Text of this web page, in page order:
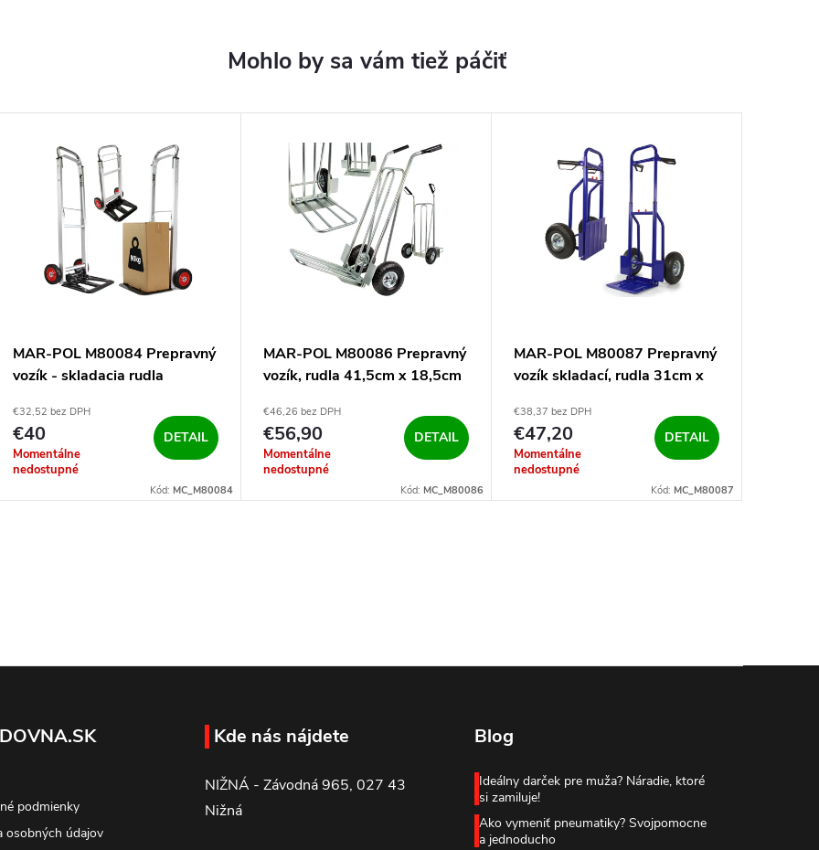
MAR-POL M80084 Prepravný
vozík - skladacia rudla
€32,52 bez DPH
€40
Momentálne
nedostupné
DETAIL
Kód: MC_M80084
MAR-POL M80086 Prepravný
vozík, rudla 41,5cm x 18,5cm
€46,26 bez DPH
€56,90
Momentálne
nedostupné
DETAIL
Kód: MC_M80086
MAR-POL M80087 Prepravný
vozík skladací, rudla 31cm x
€38,37 bez DPH
€47,20
Momentálne
nedostupné
DETAIL
Kód: MC_M80087
podmienky
osobných údajov
Kde nás nájdete
NIŽNÁ - Závodná 965, 027 43
Nižná
Blog
Ideálny darček pre muža? Náradie, ktoré
si zamiluje!
Ako vymeniť pneumatiky? Svojpomocne
a jednoducho